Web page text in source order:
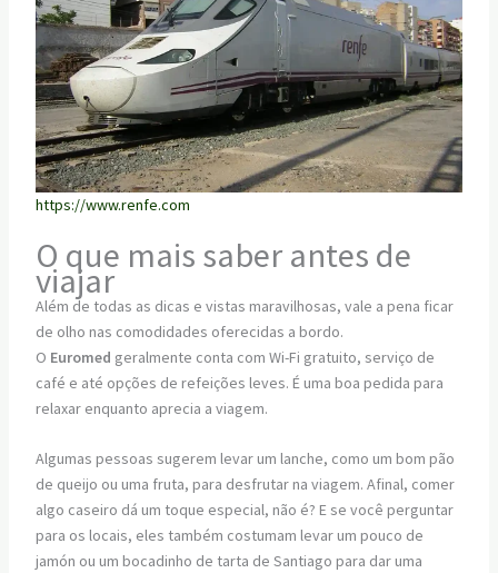
https://www.renfe.com
O que mais saber antes de
viajar
Além de todas as dicas e vistas maravilhosas, vale a pena ficar
de olho nas comodidades oferecidas a bordo.
O Euromed geralmente conta com Wi-Fi gratuito, serviço de
café e até opções de refeições leves. É uma boa pedida para
relaxar enquanto aprecia a viagem.
Algumas pessoas sugerem levar um lanche, como um bom pão
de queijo ou uma fruta, para desfrutar na viagem. Afinal, comer
algo caseiro dá um toque especial, não é? E se você perguntar
para os locais, eles também costumam levar um pouco de
jamón ou um bocadinho de tarta de Santiago para dar uma